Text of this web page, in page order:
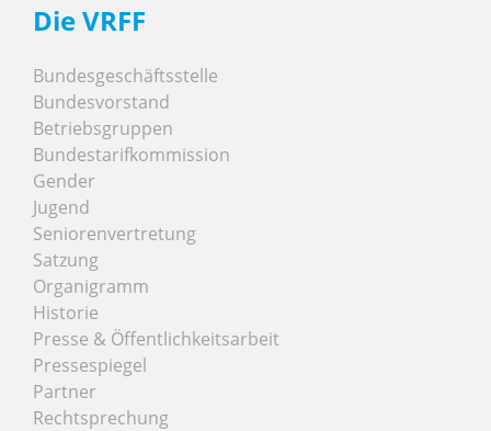
Die VRFF
Bundesgeschäftsstelle
Bundesvorstand
Betriebsgruppen
Bundestarifkommission
Gender
Jugend
Seniorenvertretung
Satzung
Organigramm
Historie
Presse & Öffentlichkeitsarbeit
Pressespiegel
Partner
Rechtsprechung